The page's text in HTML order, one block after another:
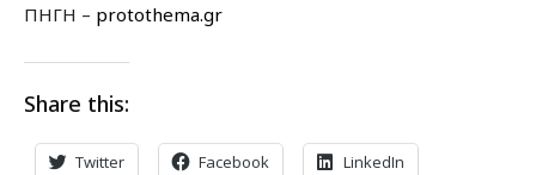
ΠΗΓΗ – protothema.gr
Share this:
Twitter Facebook LinkedIn